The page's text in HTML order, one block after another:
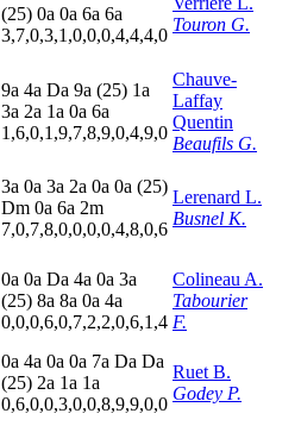
(25) 0a 0a 6a 6a
3,7,0,3,1,0,0,0,4,4,4,0
Touron G.
9a 4a Da 9a (25) 1a
3a 2a 1a 0a 6a
1,6,0,1,9,7,8,9,0,4,9,0
Chauve-
Laffay
Quentin
Beaufils G.
3a 0a 3a 2a 0a 0a (25)
Dm 0a 6a 2m
7,0,7,8,0,0,0,0,4,8,0,6
Lerenard L.
Busnel K.
0a 0a Da 4a 0a 3a
(25) 8a 8a 0a 4a
0,0,0,6,0,7,2,2,0,6,1,4
Colineau A.
Tabourier
F.
0a 4a 0a 0a 7a Da Da
(25) 2a 1a 1a
0,6,0,0,3,0,0,8,9,9,0,0
Ruet B.
Godey P.